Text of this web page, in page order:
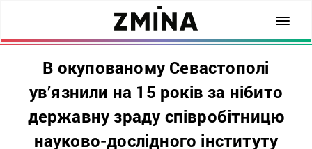
В окупованому Севастополі
ув’язнили на 15 років за нібито
державну зраду співробітницю
науково-дослідного інституту